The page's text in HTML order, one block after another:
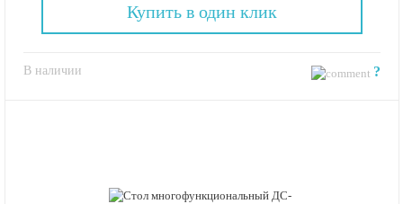
В наличии ?
Купить в один клик